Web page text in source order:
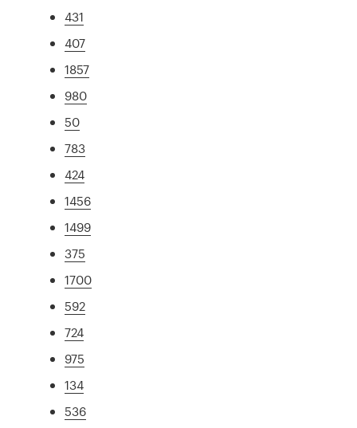
431
407
1857
980
50
783
424
1456
1499
375
1700
592
724
975
134
536